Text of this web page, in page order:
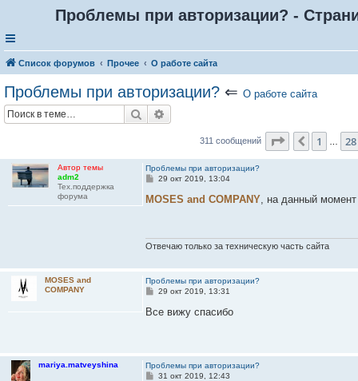
Проблемы при авторизации? -
Список форумов Прочее О работе сайта
Проблемы при авторизации? ⇐ О работе сайта
Поиск
311 сообщений Страница 31
Пред.
1 28
Автор темы
adm2
Тех.поддержка
форума
Проблемы при авторизации?
С
о
и
29 окт 2019, 13:04
MOSES and COMPANY, на данный
Отвечаю только за техническую часть сайта
MOSES and
COMPANY
Проблемы при авторизации?
С
о
и
е
29 окт 2019, 13:31
Все вижу спасибо
mariya.matveyshina
Проблемы при авторизации?
С31 окт 2019, 12:43